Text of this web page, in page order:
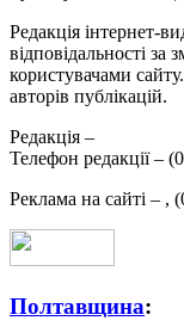
Редакція інтернет-
відповідальності за
користувачами
авторів публікацій.
Редакція –
Телефон редакції –
Реклама на сайті – ,
Полтавщина: